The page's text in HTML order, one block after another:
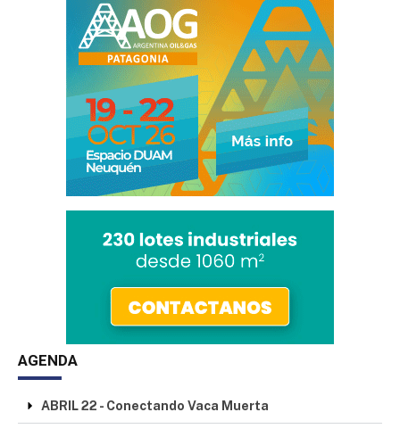
AGENDA
ABRIL 22 - Conectando Vaca Muerta